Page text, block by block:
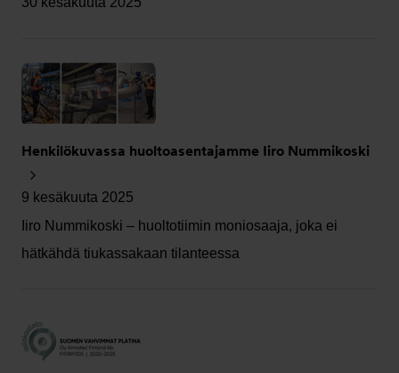
Henkilökuvassa huoltoasentajamme Iiro Nummikoski
9 kesäkuuta 2025
Iiro Nummikoski – huoltotiimin moniosaaja, joka ei
hätkähdä tiukassakaan tilanteessa